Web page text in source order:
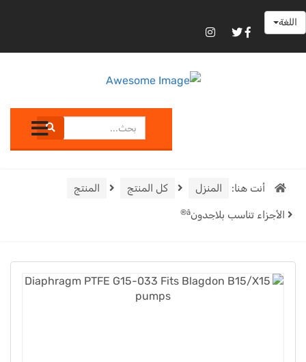
اللغة
أنت هنا: المنزل كل المنتج المنتج
الأجزاء تناسب بلاجدونÂ®